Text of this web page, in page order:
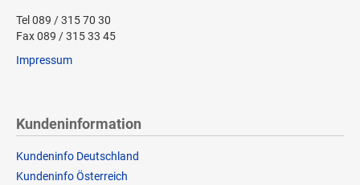
Tel 089 / 315 70 30
Fax 089 / 315 33 45
Impressum
Kundeninformation
Kundeninfo Deutschland
Kundeninfo Österreich